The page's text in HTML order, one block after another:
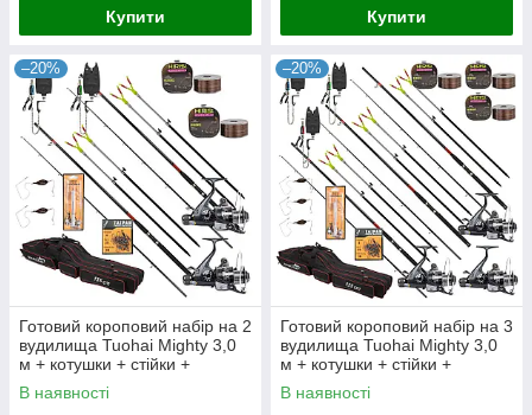
Купити Купити
–20%
Готовий короповий набір на 2
вудилища Tuohai Mighty 3,0
м + котушки + стійки +
свінгери + сигналізатори +
ліска + чохол
В наявності
–20%
Готовий короповий набір на 3
вудилища Tuohai Mighty 3,0
м + котушки + стійки +
свінгери + сигналізатори +
ліска + чохол
В наявності